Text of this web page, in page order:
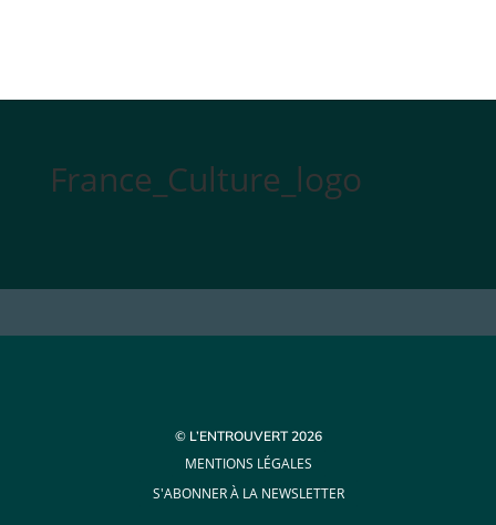
France_Culture_logo
© L’ENTROUVERT 2026
MENTIONS LÉGALES
S'ABONNER À LA NEWSLETTER